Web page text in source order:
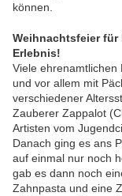
können.
Weihnachtsfeier für
Erlebnis!
Viele ehrenamtlichen
und vor allem mit
verschiedener
Zauberer Zappalot
Artisten vom
Danach ging es ans
auf einmal nur noch
gab es dann noch
Zahnpasta und eine